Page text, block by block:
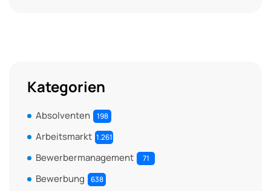
Kategorien
Absolventen 198
Arbeitsmarkt 1.261
Bewerbermanagement 71
Bewerbung 638